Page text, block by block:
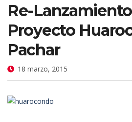
Re-
Proyecto
Pachar
18 marzo, 2015